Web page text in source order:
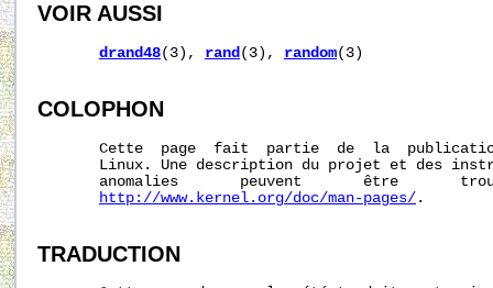
VOIR AUSSI
drand48(3), rand(3), random(3)
COLOPHON
Cette  page  fait  partie  de  la
Linux. Une description du projet et des
anomalies       peuvent       être
http://www.kernel.org/doc/man-pages/ .
TRADUCTION